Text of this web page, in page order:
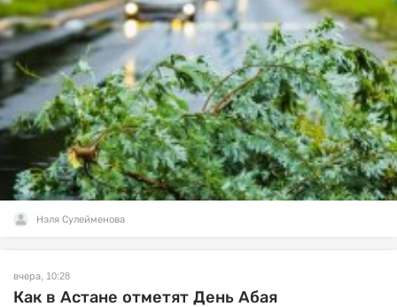
Нэля Сулейменова
вчера, 10:28
Как в Астане отметят День Абая